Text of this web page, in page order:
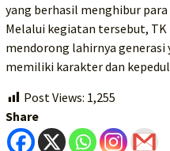
yang berhasil menghibur
Melalui kegiatan tersebut,
mendorong lahirnya generasi
memiliki karakter dan
Post Views: 1,255
Share